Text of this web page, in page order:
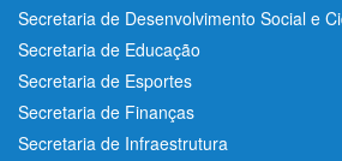
Secretaria de Desenvolvimento Social e
Secretaria de Educação
Secretaria de Esportes
Secretaria de Finanças
Secretaria de Infraestrutura